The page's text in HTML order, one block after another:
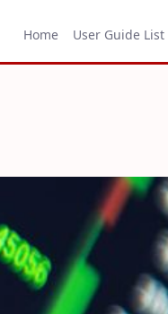
Home User Guide List